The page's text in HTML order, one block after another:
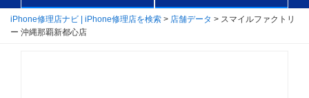
iPhone修理店ナビ | iPhone修理店を検索 > 店舗データ > スマイルファクトリ
ー 沖縄那覇新都心店